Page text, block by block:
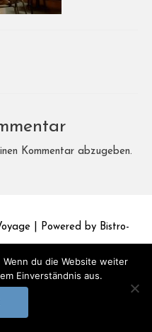
Kommentar abzugeben.
| Powered by Bistro-
du die Website weiter
Einverständnis aus.